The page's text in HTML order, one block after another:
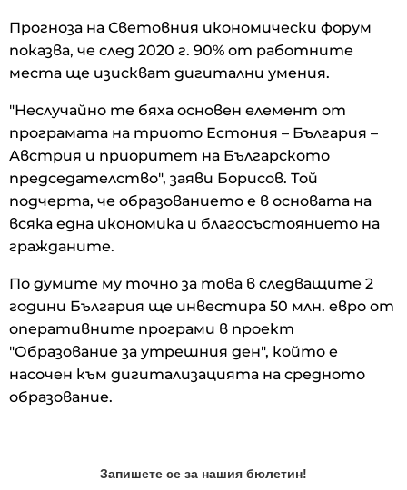
Прогноза на Световния икономически форум
показва, че след 2020 г. 90% от работните
места ще изискват дигитални умения.
"Неслучайно те бяха основен елемент от
програмата на триото Естония – България –
Австрия и приоритет на Българското
председателство", заяви Борисов. Той
подчерта, че образованието е в основата на
всяка една икономика и благосъстоянието на
гражданите.
По думите му точно за това в следващите 2
години България ще инвестира 50 млн. евро от
оперативните програми в проект
"Образование за утрешния ден", който е
насочен към дигитализацията на средното
образование.